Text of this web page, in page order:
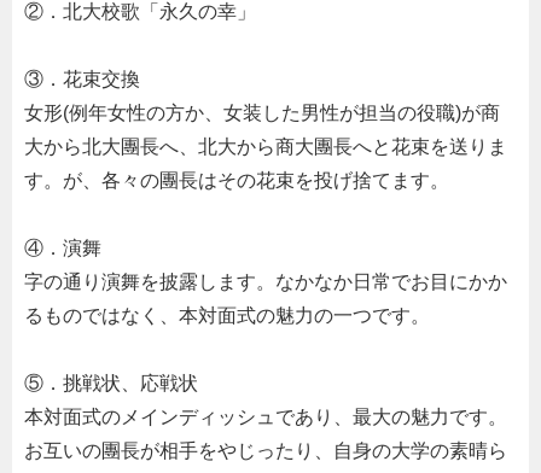
②．北大校歌「永久の幸」
③．花束交換
女形(例年女性の方か、女装した男性が担当の役職)が商
大から北大團長へ、北大から商大團長へと花束を送りま
す。が、各々の團長はその花束を投げ捨てます。
④．演舞
字の通り演舞を披露します。なかなか日常でお目にかか
るものではなく、本対面式の魅力の一つです。
⑤．挑戦状、応戦状
本対面式のメインディッシュであり、最大の魅力です。
お互いの團長が相手をやじったり、自身の大学の素晴ら